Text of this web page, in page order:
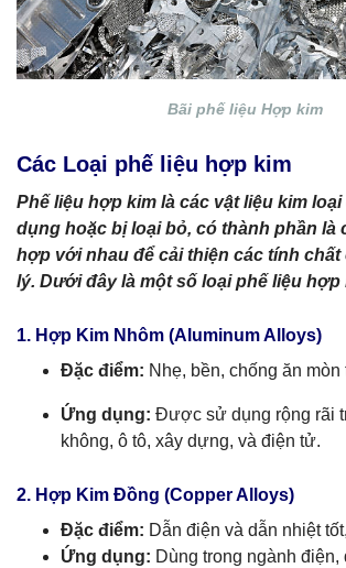
Bãi phế liệu Hợp kim
Các Loại phế liệu hợp kim
Phế liệu hợp kim là các vật liệu kim
dụng hoặc bị loại bỏ, có thành phần là
hợp với nhau để cải thiện các tính chất
lý. Dưới đây là một số loại phế liệu
1. Hợp Kim Nhôm (Aluminum Alloys)
Đặc điểm: Nhẹ, bền, chống ăn mòn
Ứng dụng: Được sử dụng rộng rãi
không, ô tô, xây dựng, và điện tử.
2. Hợp Kim Đồng (Copper Alloys)
Đặc điểm: Dẫn điện và dẫn nhiệt
Ứng dụng: Dùng trong ngành